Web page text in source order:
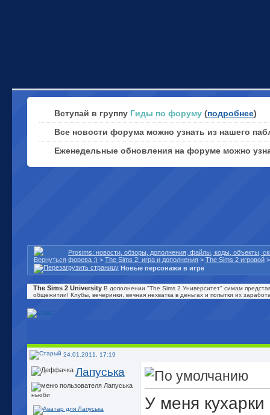
Вступай в группу Гиды по форуму (подробнее)
Все новости форума можно узнать из нашего
Еженедельные обновления на форуме можно
Prosims: новости, обзоры, дополнения, файлы, коды, объекты,
форева ;) > The Sims 2: игра и дополнения > The Sims 2 игровой
Новые персонажи в игре
The Sims 2 University В дополнении "The Sims 2 Университет" симам
общежитии! Клубы, вечеринки, вечная нехватка в деньгах и попытки их
24.01.2011, 17:19
Лапуська
ньюби
У меня кухарки